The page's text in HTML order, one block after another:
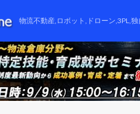
物流不動産,ロボット,ドローン,3PL,